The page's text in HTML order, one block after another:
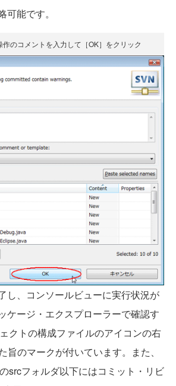
可能です。
のコメントを入力して［OK］をクリック
し、コンソールビューに実行状況が
ケージ・エクスプローラーで確認す
クトの構成ファイルのアイコンの右
旨のマークが付いています。また、
srcフォルダ以下にはコミット・リビ